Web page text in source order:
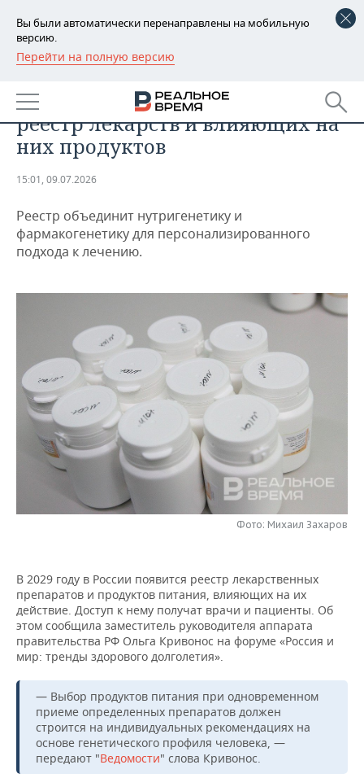
Вы были автоматически перенаправлены на мобильную
версию.
Перейти на полную версию
РЕГИОНЫ
БАШКОРТОСТАН
ТАТАРСТАН
НОВОСТИ
АНАЛИТИКА
ДЕКЛАРАЦИИ О ДОХОДАХ
КОРОЛИ ГОСЗАКАЗА ПФО
КОМУ ПРИНАДЛЕЖАТ
ТОРГОВЫЕ ЦЕНТРЫ
ТАТАРСТАНА
НОВОСТИ ЭКОНОМИКИ
ФИНАНСЫ
ИНВЕСТИЦИИ
ПРОМЫШЛЕННОСТЬ
НОВОСТИ
ПРОМЫШЛЕННОСТИ
АГРОПРОМ
МАШИНОСТРОЕНИЕ
НЕФТЕХИМИЯ
НЕФТЬ
ОПК
НЕДВИЖИМОСТЬ
НОВОСТИ БИЗНЕСА
РОЗНИЧНАЯ ТОРГОВЛЯ
ТРАНСПОРТ
УСЛУГИ
ТЕХНОЛОГИИ
НОВОСТИ ТЕХНОЛОГИЙ
МЕДИА
ТЕЛЕКОММУНИКАЦИИ
МЕРОПРИЯТИЯ
НОВОСТИ МЕРОПРИЯТИЙ
ВЫЕЗДНАЯ РЕДАКЦИЯ
БИЗНЕС-БРАНЧИ
ОТКРЫТАЯ ЛЕКЦИЯ
СПОРТ
НОВОСТИ СПОРТА
БАСКЕТБОЛ
ВОЛЕЙБОЛ
КИБЕРСПОРТ
ФИГУРНОЕ КАТАНИЕ
ВОДНЫЕ ВИДЫ СПОРТА
ХОККЕЙ С МЯЧОМ
ОБЩЕСТВО
НОВОСТИ ОБЩЕСТВА
ИНФРАСТРУКТУРА
ИСТОРИЯ
КУЛЬТУРА
МЕДИЦИНА
ОБРАЗОВАНИЕ
ПРОИСШЕСТВИЯ
ФОТОГАЛЕРЕЯ
СПРАВОЧНИК
СПИСОК ПЕРСОН
СПИСОК КОМПАНИЙ
ПОЛНАЯ ВЕРСИЯ
В России к 2029 году создадут
реестр лекарств и влияющих на
них продуктов
15:01, 09.07.2026
Реестр объединит нутригенетику и
фармакогенетику для персонализированного
подхода к лечению.
Фото: Михаил Захаров
В 2029 году в России появится реестр лекарственных
препаратов и продуктов питания, влияющих на их
действие. Доступ к нему получат врачи и пациенты. Об
этом сообщила заместитель руководителя аппарата
правительства РФ Ольга Кривонос на форуме «Россия и
мир: тренды здорового долголетия».
— Выбор продуктов питания при одновременном
приеме определенных препаратов должен
строится на индивидуальных рекомендациях на
основе генетического профиля человека, —
передают "Ведомости" слова Кривонос.